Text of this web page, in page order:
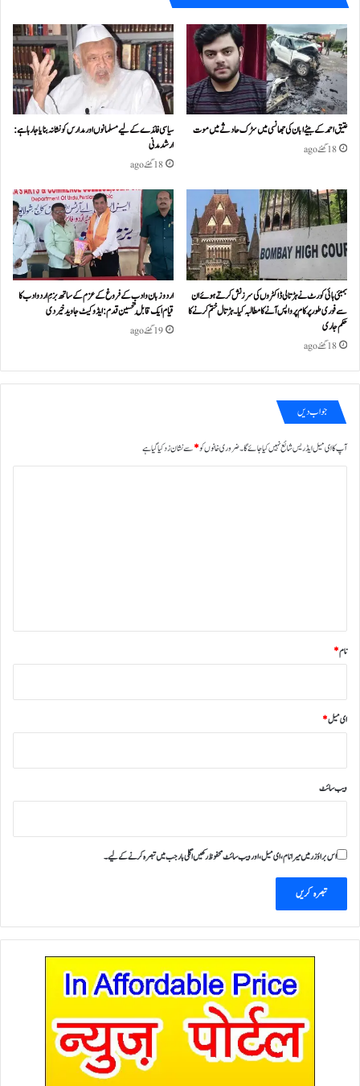
عتیق احمد کے بیٹے ابان کی جھانسی میں سڑک حادثے میں موت
18 گھنٹے ago
سیاسی فائدے کے لیے مسلمانوں اور مدارس کو نشانہ بنایا جا رہا ہے:
ارشد مدنی
18 گھنٹے ago
بمبئی ہائی کورٹ نے ہڑتالی ڈاکٹروں کی سرزنش کرتے ہوئے ان
سے فوری طور پر کام پر واپس آنے کا مطالبہ کیا۔ہڑتال ختم کرنے کا
حکم جاری
18 گھنٹے ago
اردو زبان و ادب کے فروغ کے عزم کے ساتھ بزمِ اردو ادب کا
قیام ایک قابلِ تحسین قدم : ایڈوکیٹ جاوید خیردی
19 گھنٹے ago
جواب دیں
آپ کا ای میل ایڈریس شائع نہیں کیا جائے گا۔ضروری خانوں کو*سے نشان زد کیا گیا ہے
نام*
ای میل*
ویب‌ سائٹ
اس براؤزر میں میرا نام، ای میل، اور ویب سائٹ محفوظ رکھیں اگلی بار جب میں تبصرہ کرنے کےلیے۔